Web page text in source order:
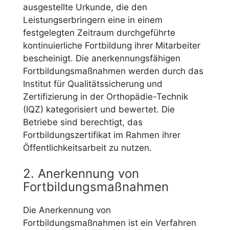
ausgestellte Urkunde, die den
Leistungserbringern eine in einem
festgelegten Zeitraum durchgeführte
kontinuierliche Fortbildung ihrer Mitarbeiter
bescheinigt. Die anerkennungsfähigen
Fortbildungsmaßnahmen werden durch das
Institut für Qualitätssicherung und
Zertifizierung in der Orthopädie-Technik
(IQZ) kategorisiert und bewertet. Die
Betriebe sind berechtigt, das
Fortbildungszertifikat im Rahmen ihrer
Öffentlichkeitsarbeit zu nutzen.
2. Anerkennung von
Fortbildungsmaßnahmen
Die Anerkennung von
Fortbildungsmaßnahmen ist ein Verfahren